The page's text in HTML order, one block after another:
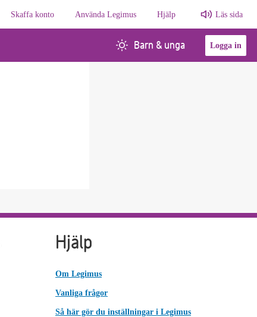
Skaffa konto Använda Legimus Hjälp Läs sida
Barn & unga Logga in
Hjälp
Om Legimus
Vanliga frågor
Så här gör du inställningar i Legimus